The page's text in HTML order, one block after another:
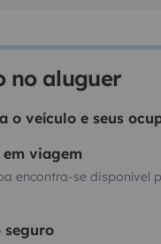
no aluguer
o veículo e seus
viagem
encontra-se disponível
seguro